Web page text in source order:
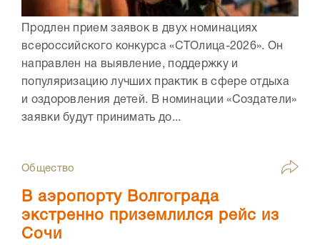
Продлен прием заявок в двух номинациях
всероссийского конкурса «СТОлица-2026». Он
направлен на выявление, поддержку и
популяризацию лучших практик в сфере отдыха
и оздоровления детей. В номинации «Создатели»
заявки будут принимать до...
Общество
В аэропорту Волгограда
экстренно приземлился рейс из
Сочи